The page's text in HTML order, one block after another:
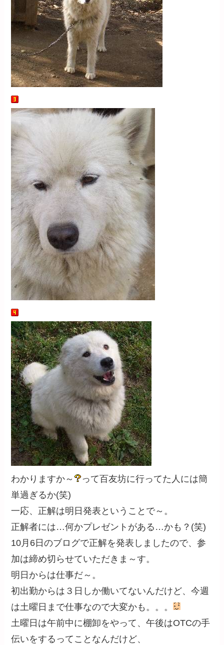
わかりますか～
って百友坊に行ってた人には簡
単過ぎるか(笑)
一応、正解は明日発表ということで～。
正解者には…何かプレゼントがある…かも？(笑)
10月6日のブログで正解を発表しましたので、参
加は締め切らせていただきま～す。
明日からは仕事だ～。
初出勤からは３日しか働いてないんだけど、今週
は土曜日まで仕事なので大変かも。。。
土曜日は午前中に棚卸をやって、午後はOTCの手
伝いをするってことなんだけど、